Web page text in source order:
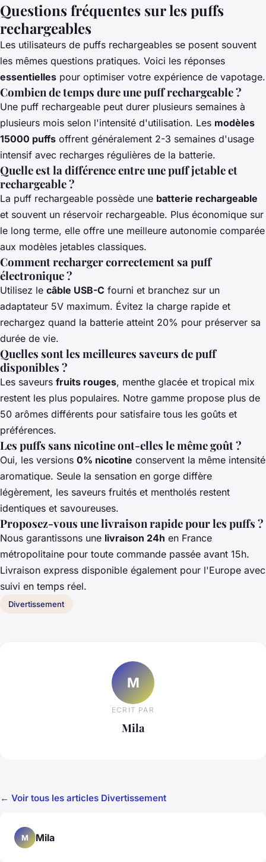
Questions fréquentes sur les puffs
rechargeables
Les utilisateurs de puffs rechargeables se posent souvent
les mêmes questions pratiques. Voici les réponses
essentielles pour optimiser votre expérience de vapotage.
Combien de temps dure une puff rechargeable ?
Une puff rechargeable peut durer plusieurs semaines à
plusieurs mois selon l'intensité d'utilisation. Les modèles
15000 puffs offrent généralement 2-3 semaines d'usage
intensif avec recharges régulières de la batterie.
Quelle est la différence entre une puff jetable et
rechargeable ?
La puff rechargeable possède une batterie rechargeable
et souvent un réservoir rechargeable. Plus économique sur
le long terme, elle offre une meilleure autonomie comparée
aux modèles jetables classiques.
Comment recharger correctement sa puff
électronique ?
Utilisez le câble USB-C fourni et branchez sur un
adaptateur 5V maximum. Évitez la charge rapide et
rechargez quand la batterie atteint 20% pour préserver sa
durée de vie.
Quelles sont les meilleures saveurs de puff
disponibles ?
Les saveurs fruits rouges, menthe glacée et tropical mix
restent les plus populaires. Notre gamme propose plus de
50 arômes différents pour satisfaire tous les goûts et
préférences.
Les puffs sans nicotine ont-elles le même goût ?
Oui, les versions 0% nicotine conservent la même intensité
aromatique. Seule la sensation en gorge diffère
légèrement, les saveurs fruités et mentholés restent
identiques et savoureuses.
Proposez-vous une livraison rapide pour les puffs ?
Nous garantissons une livraison 24h en France
métropolitaine pour toute commande passée avant 15h.
Livraison express disponible également pour l'Europe avec
suivi en temps réel.
Divertissement
M
ECRIT PAR
Mila
← Voir tous les articles Divertissement
M Mila